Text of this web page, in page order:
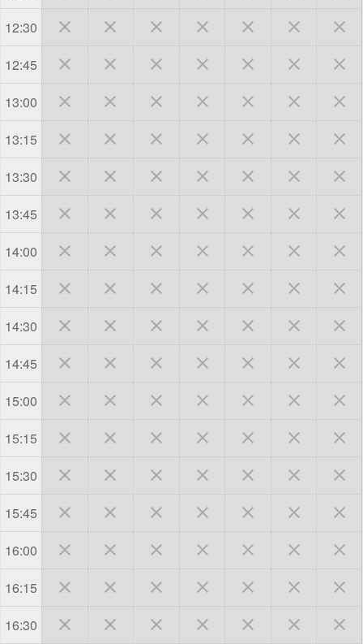
12:30       
12:45       
13:00       
13:15       
13:30       
13:45       
14:00       
14:15       
14:30       
14:45       
15:00       
15:15       
15:30       
15:45       
16:00       
16:15       
16:30       